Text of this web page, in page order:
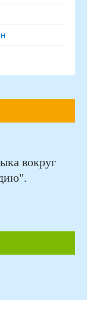
вокруг